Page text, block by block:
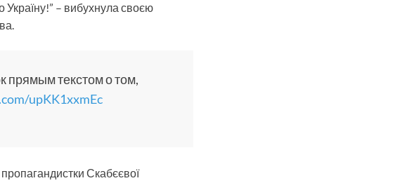
Україну!” – вибухнула своєю
прямым текстом о том,
upKK1xxmEc
Скабєєвої